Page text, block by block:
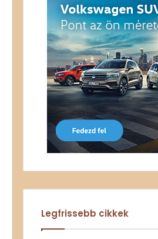
Legfrissebb cikkek